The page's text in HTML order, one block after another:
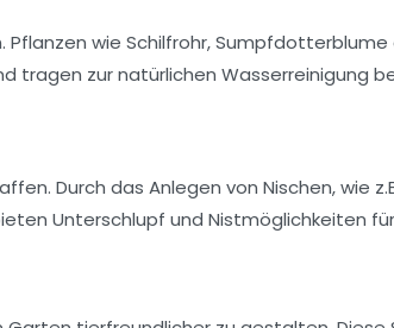
Pflanzen wie Schilfrohr,Sumpfdotterblume
tragen zur natürlichen Wasserreinigung
Durch das Anlegen von Nischen, wie
Unterschlupf und Nistmöglichkeiten